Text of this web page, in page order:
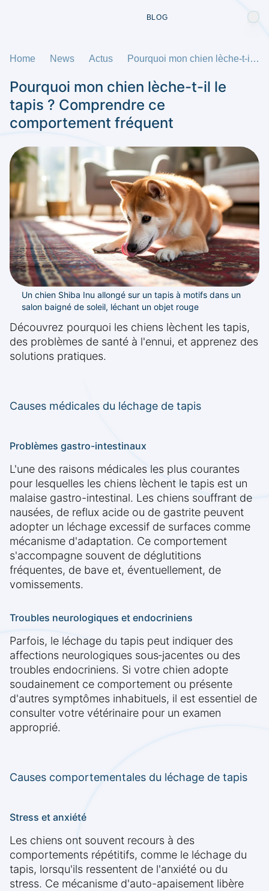
BLOG
Home News Actus Pourquoi mon chien lèche-t-il le tapis ? Comprendre ce comportement fréquent
Pourquoi mon chien lèche-t-il le
tapis ? Comprendre ce
comportement fréquent
Un chien Shiba Inu allongé sur un tapis à motifs dans un
salon baigné de soleil, léchant un objet rouge
Découvrez pourquoi les chiens lèchent les tapis,
des problèmes de santé à l'ennui, et apprenez des
solutions pratiques.
Causes médicales du léchage de tapis
Problèmes gastro-intestinaux
L'une des raisons médicales les plus courantes
pour lesquelles les chiens lèchent le tapis est un
malaise gastro-intestinal. Les chiens souffrant de
nausées, de reflux acide ou de gastrite peuvent
adopter un léchage excessif de surfaces comme
mécanisme d'adaptation. Ce comportement
s'accompagne souvent de déglutitions
fréquentes, de bave et, éventuellement, de
vomissements.
Troubles neurologiques et endocriniens
Parfois, le léchage du tapis peut indiquer des
affections neurologiques sous‑jacentes ou des
troubles endocriniens. Si votre chien adopte
soudainement ce comportement ou présente
d'autres symptômes inhabituels, il est essentiel de
consulter votre vétérinaire pour un examen
approprié.
Causes comportementales du léchage de tapis
Stress et anxiété
Les chiens ont souvent recours à des
comportements répétitifs, comme le léchage du
tapis, lorsqu'ils ressentent de l'anxiété ou du
stress. Ce mécanisme d'auto-apaisement libère